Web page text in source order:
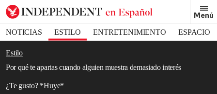
Menú
NOTICIAS ESTILO ENTRETENIMIENTO
ESPACIO
DEPORTES
Estilo
Por qué te apartas cuando alguien muestra demasiado interés
¿Te gusto? *Huye*
Bookmark popover
Removed from bookmarks
Close popover